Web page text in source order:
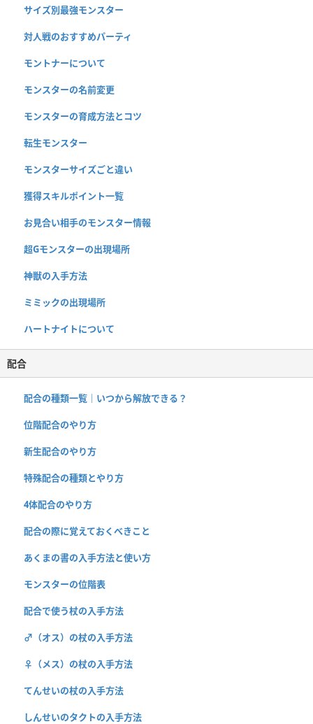
サイズ別最強モンスター
対人戦のおすすめパーティ
モントナーについて
モンスターの名前変更
モンスターの育成方法とコツ
転生モンスター
モンスターサイズごと違い
獲得スキルポイント一覧
お見合い相手のモンスター情報
超Gモンスターの出現場所
神獣の入手方法
ミミックの出現場所
ハートナイトについて
配合
配合の種類一覧｜いつから解放できる？
位階配合のやり方
新生配合のやり方
特殊配合の種類とやり方
4体配合のやり方
配合の際に覚えておくべきこと
あくまの書の入手方法と使い方
モンスターの位階表
配合で使う杖の入手方法
♂（オス）の杖の入手方法
♀（メス）の杖の入手方法
てんせいの杖の入手方法
しんせいのタクトの入手方法